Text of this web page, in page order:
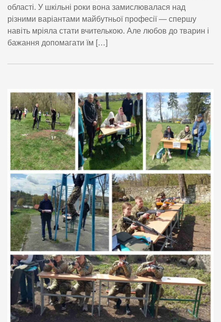
області. У шкільні роки вона замислювалася над
різними варіантами майбутньої професії — спершу
навіть мріяла стати вчителькою. Але любов до тварин і
бажання допомагати їм […]